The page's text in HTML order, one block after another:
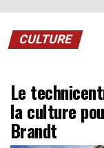
CULTURE
Le
la culture
Brandt